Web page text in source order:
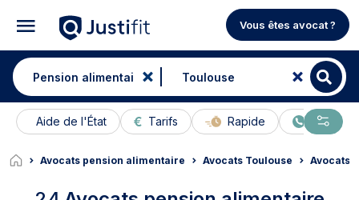
Vous êtes avocat ?
Aide de l'État Tarifs Rapide En ligne
Avocats pension alimentaire Avocats Toulouse Avocats